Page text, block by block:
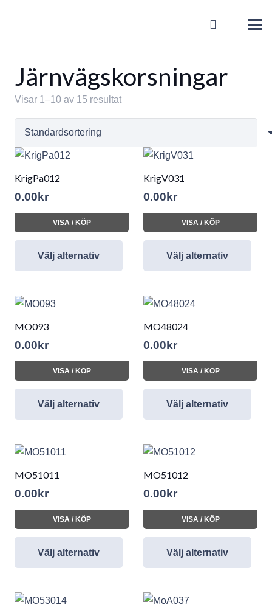
Järnvägskorsningar
Visar 1–10 av 15 resultat
KrigPa012
0.00 kr
VISA / KÖP
Välj alternativ
KrigV031
0.00 kr
VISA / KÖP
Välj alternativ
MO093
0.00 kr
VISA / KÖP
Välj alternativ
MO48024
0.00 kr
VISA / KÖP
Välj alternativ
MO51011
0.00 kr
VISA / KÖP
Välj alternativ
MO51012
0.00 kr
VISA / KÖP
Välj alternativ